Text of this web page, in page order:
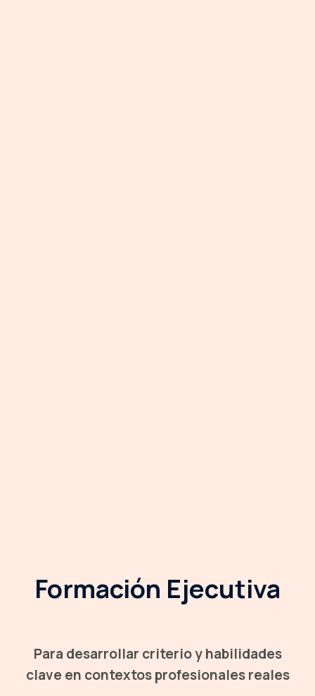
Formación Ejecutiva
Para desarrollar criterio y habilidades
clave en contextos profesionales reales